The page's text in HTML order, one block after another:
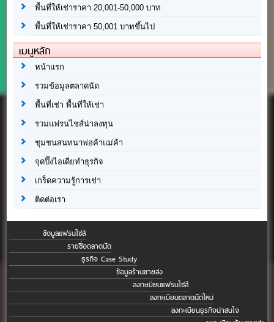
พื้นที่ให้เช่าราคา 20,001-50,000 บาท
พื้นที่ให้เช่าราคา 50,001 บาทขึ้นไป
เมนูหลัก
หน้าแรก
รวมข้อมูลตลาดนัด
พื้นที่เช่า พื้นที่ให้เช่า
รวมแฟรนไชส์น่าลงทุน
ชุมชนสนทนาพ่อค้าแม่ค้า
จุดปิ๊งไอเดียทำธุรกิจ
เกร็ดความรู้การเช่า
ติดต่อเรา
ข้อมูลแฟรนไชส์
รายชื่อตลาดนัด
ธุรกิจ Case Study
ข้อมูลร้านขายส่ง
ลงทะเบียนแฟรนไชส์
ลงทะเบียนตลาดนัดใหม่
ลงทะเบียนธุรกิจน่าสนใจ